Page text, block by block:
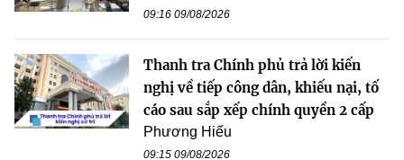
09:16 09/08/2026
Thanh tra Chính phủ trả lời kiến
nghị về tiếp công dân, khiếu nại, tố
cáo sau sắp xếp chính quyền 2 cấp
Phương Hiếu
09:15 09/08/2026